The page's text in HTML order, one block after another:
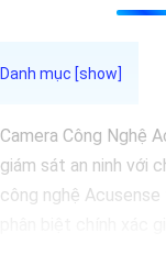
Camera Công Nghệ
giám sát an ninh với
công nghệ Acusense